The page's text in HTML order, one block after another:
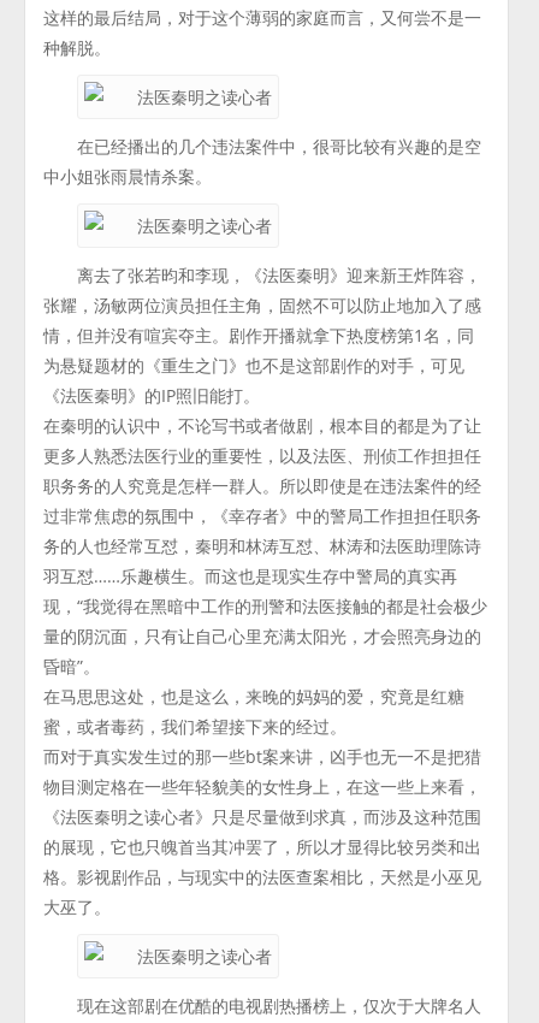
这样的最后结局，对于这个薄弱的家庭而言，又何尝不是一
种解脱。
在已经播出的几个违法案件中，很哥比较有兴趣的是空
中小姐张雨晨情杀案。
离去了张若昀和李现，《法医秦明》迎来新王炸阵容，
张耀，汤敏两位演员担任主角，固然不可以防止地加入了感
情，但并没有喧宾夺主。剧作开播就拿下热度榜第1名，同
为悬疑题材的《重生之门》也不是这部剧作的对手，可见
《法医秦明》的IP照旧能打。
在秦明的认识中，不论写书或者做剧，根本目的都是为了让
更多人熟悉法医行业的重要性，以及法医、刑侦工作担担任
职务务的人究竟是怎样一群人。所以即使是在违法案件的经
过非常焦虑的氛围中，《幸存者》中的警局工作担担任职务
务的人也经常互怼，秦明和林涛互怼、林涛和法医助理陈诗
羽互怼……乐趣横生。而这也是现实生存中警局的真实再
现，“我觉得在黑暗中工作的刑警和法医接触的都是社会极少
量的阴沉面，只有让自己心里充满太阳光，才会照亮身边的
昏暗”。
在马思思这处，也是这么，来晚的妈妈的爱，究竟是红糖
蜜，或者毒药，我们希望接下来的经过。
而对于真实发生过的那一些bt案来讲，凶手也无一不是把猎
物目测定格在一些年轻貌美的女性身上，在这一些上来看，
《法医秦明之读心者》只是尽量做到求真，而涉及这种范围
的展现，它也只魄首当其冲罢了，所以才显得比较另类和出
格。影视剧作品，与现实中的法医查案相比，天然是小巫见
大巫了。
现在这部剧在优酷的电视剧热播榜上，仅次于大牌名人